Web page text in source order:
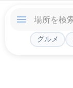
グルメ